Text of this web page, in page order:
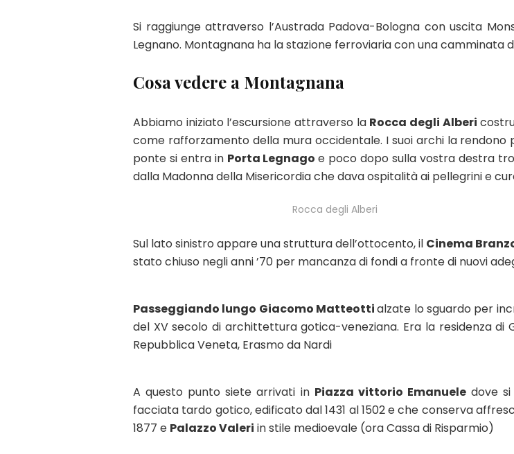
Si raggiunge attraverso l’Austrada Padova-Bologna con uscita
Legnano. Montagnana ha la stazione ferroviaria con una camminata
Cosa vedere a Montagnana
Abbiamo iniziato l’escursione attraverso la Rocca degli Alberi
come rafforzamento della mura occidentale. I suoi archi la
ponte si entra in Porta Legnagoe poco dopo sulla vostra destra
dalla Madonna della Misericordia che dava ospitalità ai pellegrini e
Rocca degli Alberi
Sul lato sinistro appare una struttura dell’ottocento, il Cinema
stato chiuso negli anni ’70 per mancanza di fondi a fronte di nuovi
Passeggiando lungo Giacomo Matteottialzate lo sguardo per
del XV secolo di archittettura gotica-veneziana. Era la residenza di
Repubblica Veneta, Erasmo da Nardi
A questo punto siete arrivati in Piazza vittorio Emanueledove si
facciata tardo gotico, edificato dal 1431 al 1502 e che conserva
1877 e Palazzo Valeri in stile medioevale (ora Cassa di Risparmio)